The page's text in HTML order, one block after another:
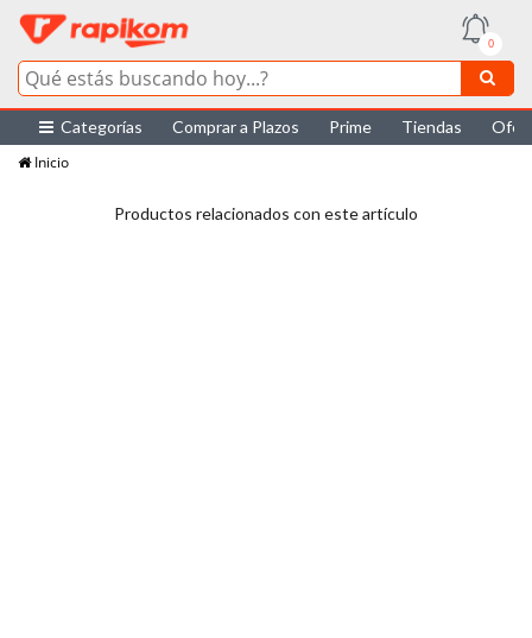
0
Categorías Comprar a Plazos Prime Tiendas
Inicio
Productos relacionados con este artículo